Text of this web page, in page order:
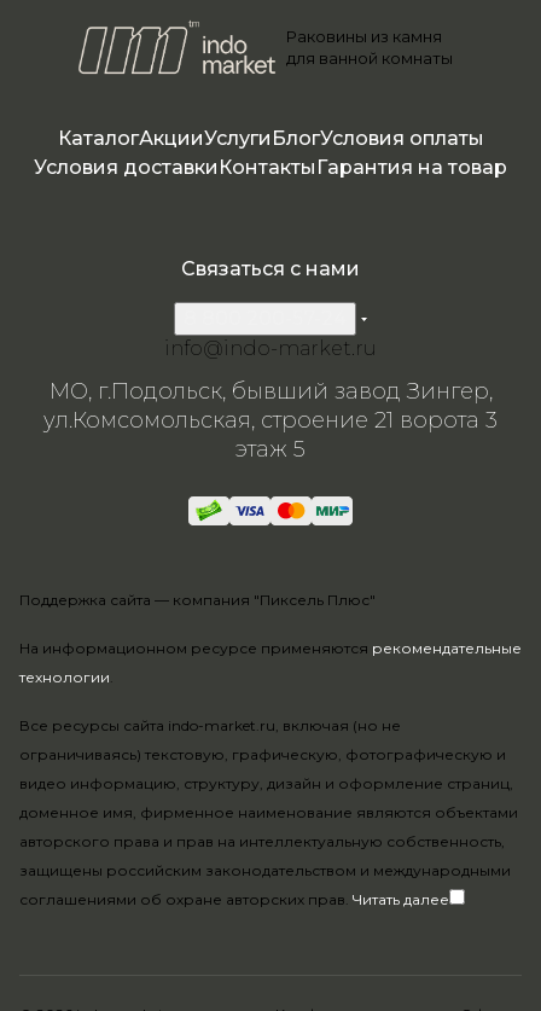
Раковины из камня
для ванной комнаты
КаталогАкцииУслуги БлогУсловия оплаты
Условия доставки Контакты Гарантия на товар
На информационном ресурсе применяются рекомендательные
технологии.
Все ресурсы сайта indo-market.ru, включая (но не
ограничиваясь) текстовую, графическую, фотографическую и
видео информацию, структуру, дизайн и оформление страниц,
доменное имя, фирменное наименование являются объектами
авторского права и прав на интеллектуальную собственность,
защищены российским законодательством и международными
соглашениями об охране авторских прав. Читать далее
Связаться с нами
info@indo-market.ru
МО, г.Подольск, бывший завод Зингер,
ул.Комсомольская, строение 21 ворота 3
этаж 5
Поддержка сайта — компания "Пиксель Плюс"